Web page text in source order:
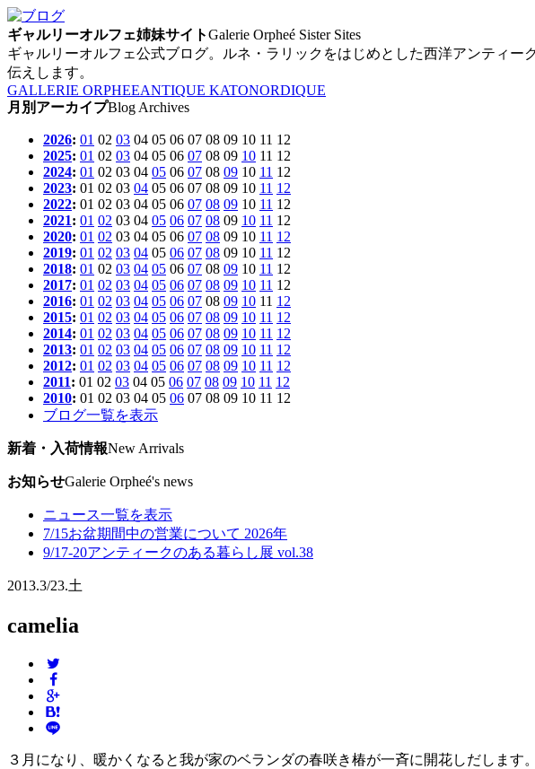
ギャルリーオルフェ姉妹サイトGalerie Orpheé Sister Sites
ギャルリーオルフェ公式ブログ。ルネ・ラリックをはじめとした西洋アンティ
伝えします。
GALLERIE ORPHEEANTIQUE KATONORDIQUE
月別アーカイプBlog Archives
2026: 01 02 03 04 05 06 07 08 09 10 11 12
2025: 01 02 03 04 05 06 07 08 09 10 11 12
2024: 01 02 03 04 05 06 07 08 09 10 11 12
2023: 01 02 03 04 05 06 07 08 09 10 11 12
2022: 01 02 03 04 05 06 07 08 09 10 11 12
2021: 01 02 03 04 05 06 07 08 09 10 11 12
2020: 01 02 03 04 05 06 07 08 09 10 11 12
2019: 01 02 03 04 05 06 07 08 09 10 11 12
2018: 01 02 03 04 05 06 07 08 09 10 11 12
2017: 01 02 03 04 05 06 07 08 09 10 11 12
2016: 01 02 03 04 05 06 07 08 09 10 11 12
2015: 01 02 03 04 05 06 07 08 09 10 11 12
2014: 01 02 03 04 05 06 07 08 09 10 11 12
2013: 01 02 03 04 05 06 07 08 09 10 11 12
2012: 01 02 03 04 05 06 07 08 09 10 11 12
2011: 01 02 03 04 05 06 07 08 09 10 11 12
2010: 01 02 03 04 05 06 07 08 09 10 11 12
ブログ一覧を表示
新着・入荷情報New Arrivals
お知らせGalerie Orpheé's news
ニュース一覧を表示
7/15お盆期間中の営業について 2026年
9/17-20アンティークのある暮らし展 vol.38
2013.3/23.土
camelia
３月になり、暖かくなると我が家のベランダの春咲き椿が一斉に開花しだしま